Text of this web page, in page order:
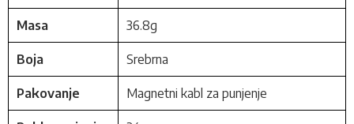
Masa 36.8g
Boja Srebrna
Pakovanje Magnetni kabl za punjenje